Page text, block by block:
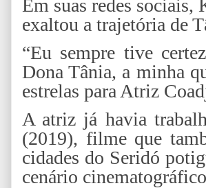
Em suas redes
exaltou a trajetória de
“Eu sempre tive
Dona Tânia, a minha
estrelas para Atriz
A atriz já havia
(2019), filme que
cidades do Seridó
cenário